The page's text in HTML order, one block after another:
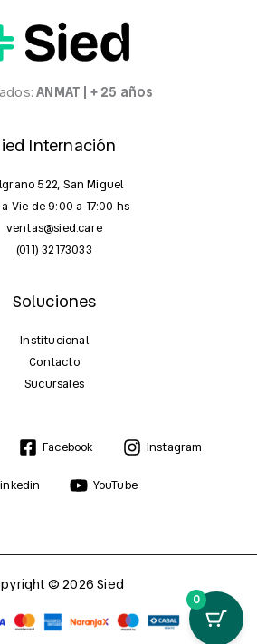
ANMAT | + 25 años
Internación
522, San Miguel
Vie de 9:00 a 17:00 hs
ventas@sied.care
(011) 32173033
Soluciones
Institucional
Contacto
Sucursales
Facebook Instagram
YouTube
© 2026 Sied
0